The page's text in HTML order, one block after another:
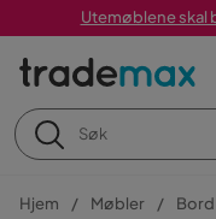
Utemøblene skal
Hjem Møbler Bord